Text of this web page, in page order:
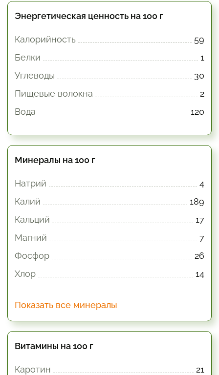
Энергетическая ценность на 100 г
Калорийность
59
Белки
1
Углеводы
30
Пищевые волокна
2
Вода
120
Минералы на 100 г
Натрий
4
Калий
189
Кальций
17
Магний
7
Фосфор
26
Хлор
14
Показать все минералы
Витамины на 100 г
Каротин
21